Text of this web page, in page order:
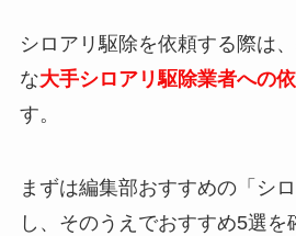
シロアリ駆除を依頼する際は
な大手シロアリ駆除業者への
す。
まずは編集部おすすめの「シ
し、そのうえでおすすめ5選を